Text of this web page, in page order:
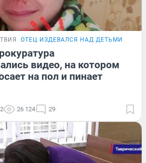
ОТЕЦ ИЗДЕВАЛСЯ НАД ДЕТЬМИ
видео, на котором
на пол и пинает
26 124 29